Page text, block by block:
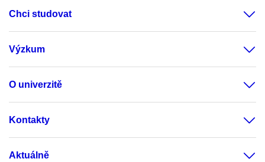
Chci studovat
Výzkum
O univerzitě
Kontakty
Aktuálně